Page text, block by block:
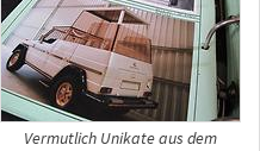
Vermutlich Unikate aus dem